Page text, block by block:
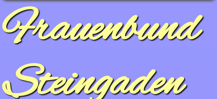
Frauenbund
Steingaden